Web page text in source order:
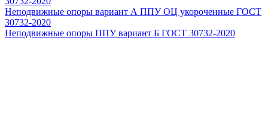
Неподвижные опоры вариант А ППУ ОЦ укороченные ГОСТ
30732-2020
Неподвижные опоры ППУ вариант Б ГОСТ 30732-2020